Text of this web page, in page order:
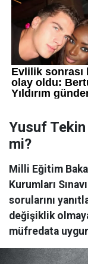
Yusuf Tekin
mi?
Milli Eğitim
Kurumları
sorularını
değişiklik
müfredata